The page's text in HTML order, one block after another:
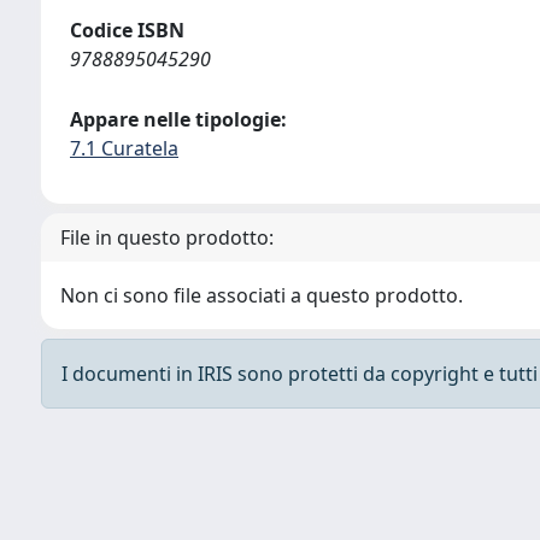
Codice ISBN
9788895045290
Appare nelle tipologie:
7.1 Curatela
File in questo prodotto:
Non ci sono file associati a questo prodotto.
I documenti in IRIS sono protetti da copyright e